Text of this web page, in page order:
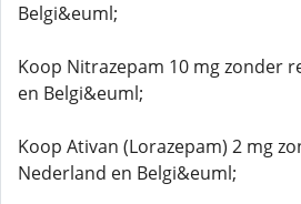
Belgi&euml;
Koop Nitrazepam 10 mg zonder
en Belgi&euml;
Koop Ativan (Lorazepam) 2 mg
Nederland en Belgi&euml;